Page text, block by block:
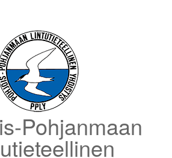
Pohjanmaan